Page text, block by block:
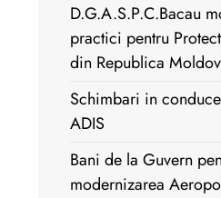
D.G.A.S.P.C.Bacau
practici pentru
din Republica
Schimbari in
ADIS
Bani de la Guvern
modernizarea